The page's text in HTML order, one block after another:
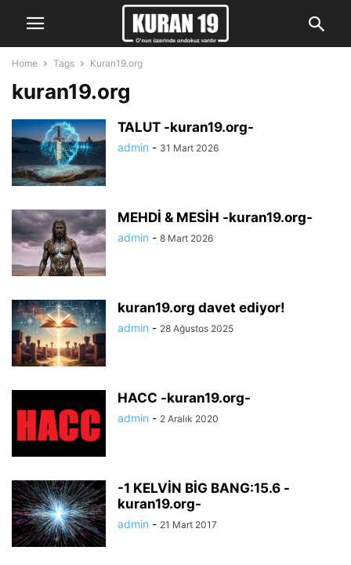
Home Tags Kuran19.org
kuran19.org
TALUT -kuran19.org-
admin - 31 Mart 2026
MEHDİ & MESİH -kuran19.org-
admin - 8 Mart 2026
kuran19.org davet ediyor!
admin - 28 Ağustos 2025
HACC -kuran19.org-
admin - 2 Aralık 2020
-1 KELVİN BİG BANG:15.6 -
kuran19.org-
admin - 21 Mart 2017